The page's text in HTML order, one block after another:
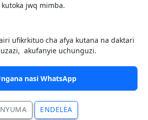
jwq mimba.
ufikrkituo cha afya kutana na daktari
akufanyie uchunguzi.
nasi WhatsApp
NYUMA ENDELEA